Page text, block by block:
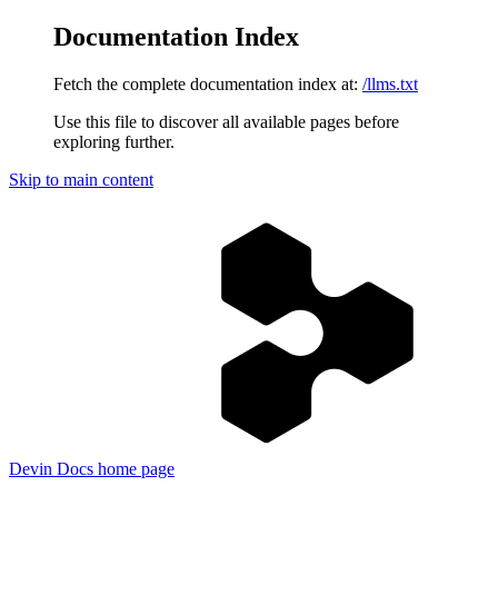
Documentation Index
Fetch the complete documentation index at: /llms.txt
Use this file to discover all available pages before
exploring further.
Skip to main content
Devin Docs home page